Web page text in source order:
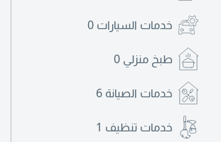
خدمات السيارات 0
طبخ منزلي 0
خدمات الصيانة 6
خدمات تنظيف 1